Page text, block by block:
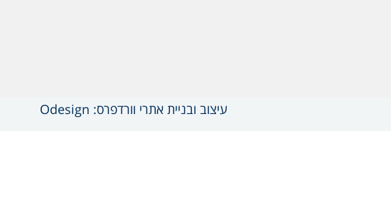
עיצוב ובניית אתרי וורדפרס: Odesign